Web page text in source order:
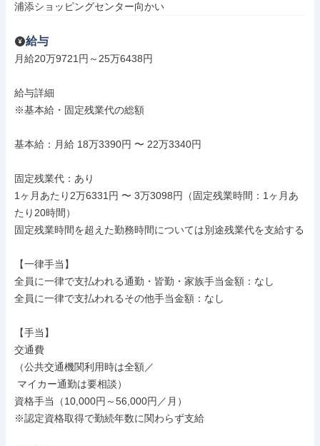
浦添ショッピングセンター向かい
給与
月給20万9721円～25万6438円
給与詳細
※基本給・固定残業代の総額
基本給：月給 18万3390円 〜 22万3340円
固定残業代：あり
1ヶ月あたり2万6331円 〜 3万3098円（固定残業時間：1ヶ月あ
たり20時間）
固定残業時間を超えた勤務時間については別途残業代を支給する
【一律手当】
全員に一律で支払われる通勤・皆勤・家族手当金額：なし
全員に一律で支払われるその他手当金額：なし
【手当】
交通費
（公共交通機関利用時は全額／
資格手当（10,000円～56,000円／月）
※認定資格取得で勤続年数に関わらず支給